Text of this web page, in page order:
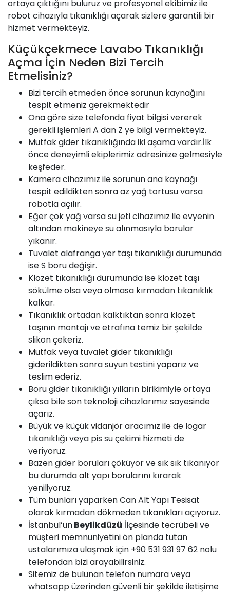
ortaya çıktığını buluruz ve profesyonel ekibimiz ile
robot cihazıyla tıkanıklığı açarak sizlere garantili bir
hizmet vermekteyiz.
Küçükçekmece Lavabo Tıkanıklığı
Açma İçin Neden Bizi Tercih
Etmelisiniz?
Bizi tercih etmeden önce sorunun kaynağını
tespit etmeniz gerekmektedir
Ona göre size telefonda fiyat bilgisi vererek
gerekli işlemleri A dan Z ye bilgi vermekteyiz.
Mutfak gider tıkanıklığında iki aşama vardır.İlk
önce deneyimli ekiplerimiz adresinize gelmesiyle
keşfeder.
Kamera cihazımız ile sorunun ana kaynağı
tespit edildikten sonra az yağ tortusu varsa
robotla açılır.
Eğer çok yağ varsa su jeti cihazımız ile evyenin
altından makineye su alınmasıyla borular
yıkanır.
Tuvalet alafranga yer taşı tıkanıklığı durumunda
ise S boru değişir.
Klozet tıkanıklığı durumunda ise klozet taşı
sökülme olsa veya olmasa kırmadan tıkanıklık
kalkar.
Tıkanıklık ortadan kalktıktan sonra klozet
taşının montajı ve etrafına temiz bir şekilde
slikon çekeriz.
Mutfakveya tuvalet gider tıkanıklığı
giderildikten sonra suyun testini yaparız ve
teslim ederiz.
Boru gider tıkanıklığı yılların birikimiyle ortaya
çıksa bile son teknoloji cihazlarımız sayesinde
açarız.
Büyük ve küçükvidanjöraracımız ile de logar
tıkanıklığı veya pis su çekimi hizmeti de
veriyoruz.
Bazen gider boruları çöküyor ve sık sık tıkanıyor
bu durumdaalt yapı borularını kırarak
yeniliyoruz.
Tüm bunları yaparken Can Alt Yapı Tesisat
olarak kırmadan dökmeden tıkanıkları açıyoruz.
İstanbul’unBeylikdüzü İlçesinde tecrübeli ve
müşteri memnuniyetini ön planda tutan
ustalarımıza ulaşmak için +90 531 931 97 62 nolu
telefondan bizi arayabilirsiniz.
Sitemiz de bulunan telefon numara veya
whatsapp üzerinden güvenli bir şekilde iletişime